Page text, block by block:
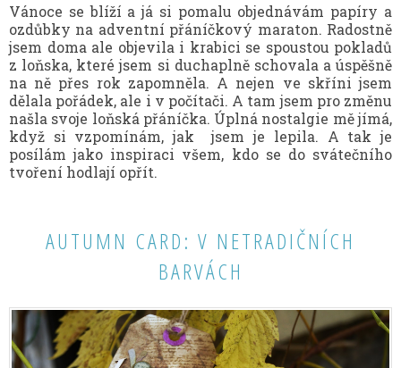
Vánoce se blíží a já si pomalu objednávám papíry a
ozdůbky na adventní přáníčkový maraton. Radostně
jsem doma ale objevila i krabici se spoustou pokladů
z loňska, které jsem si duchaplně schovala a úspěšně
na ně přes rok zapomněla. A nejen ve skříni jsem
dělala pořádek, ale i v počítači. A tam jsem pro změnu
našla svoje loňská přáníčka. Úplná nostalgie mě jímá,
když si vzpomínám, jak jsem je lepila. A tak je
posílám jako inspiraci všem, kdo se do svátečního
tvoření hodlají opřít.
AUTUMN CARD: V NETRADIČNÍCH
BARVÁCH